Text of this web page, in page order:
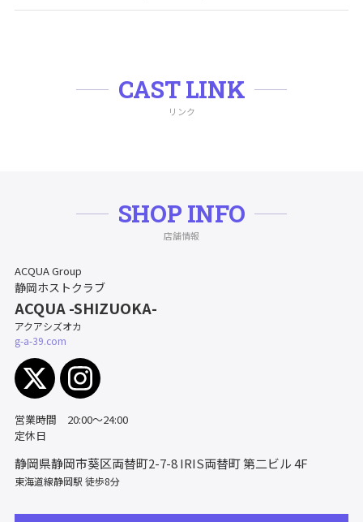
CAST LINK
リンク
SHOP INFO
店舗情報
ACQUA Group
静岡ホストクラブ
ACQUA -SHIZUOKA-
アクアシズオカ
g-a-39.com
営業時間 20:00〜24:00
定休日
静岡県静岡市葵区両替町2-7-8IRIS両替町 第二ビル 4F
東海道線静岡駅 徒歩8分